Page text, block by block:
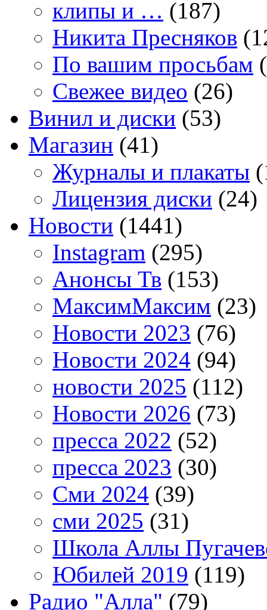
клипы и … (187)
Никита Пресняков
По вашим просьбам
Свежее видео (26)
Винил и диски (53)
Магазин (41)
Журналы и плакаты
Лицензия диски (24)
Новости (1441)
Instagram (295)
Анонсы Тв (153)
МаксимМаксим (23)
Новости 2023 (76)
Новости 2024 (94)
новости 2025 (112)
Новости 2026 (73)
пресса 2022 (52)
пресса 2023 (30)
Сми 2024 (39)
сми 2025 (31)
Школа Аллы
Юбилей 2019 (119)
Радио "Алла" (79)